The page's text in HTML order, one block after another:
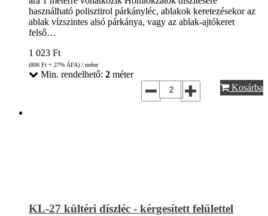
használható polisztirol párkányléc, ablakok keretezésekor az
ablak vízszintes alsó párkánya, vagy az ablak-ajtókeret
felső…
1 023 Ft
(806 Ft + 27% ÁFA) / méter
Min. rendelhető: 2 méter
Kosárba
KL-27 kültéri díszléc - kérgesített felülettel